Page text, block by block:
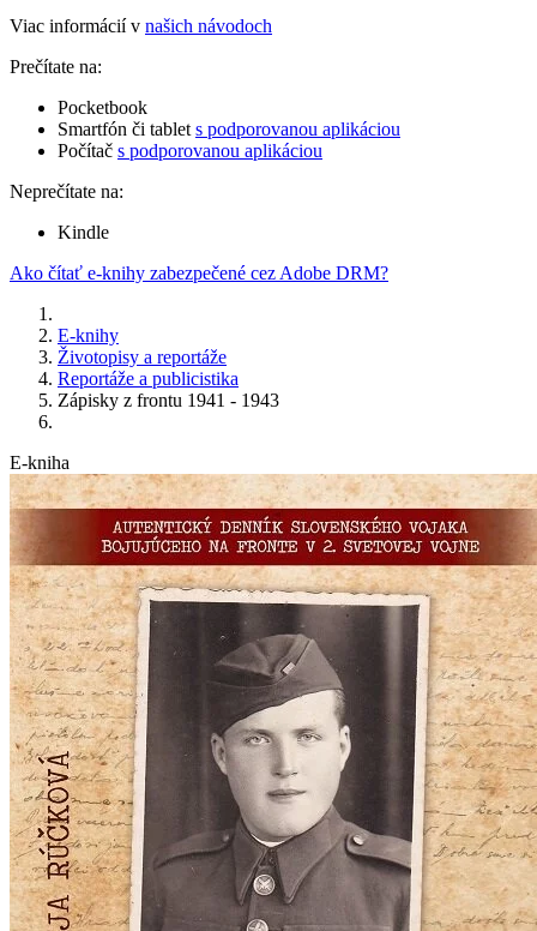
Viac informácií v našich návodoch
Prečítate na:
Pocketbook
Smartfón či tablet s podporovanou aplikáciou
Počítač s podporovanou aplikáciou
Neprečítate na:
Kindle
Ako čítať e-knihy zabezpečené cez Adobe DRM?
E-knihy
Životopisy a reportáže
Reportáže a publicistika
Zápisky z frontu 1941 - 1943
E-kniha